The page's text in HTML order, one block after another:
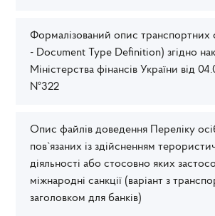
Формалізований опис транспортних
- Document Type Definition) згідно
Міністерства фінансів України від
№322
Опис файлів доведення Переліку
пов`язаних із здійсненням
діяльності або стосовно яких
міжнародні санкції (варіант з
заголовком для банків)